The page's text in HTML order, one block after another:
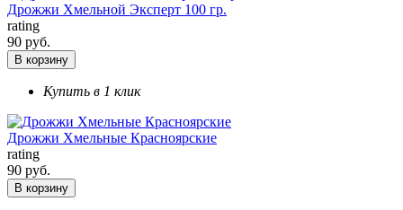
Дрожжи Хмельной Эксперт 100 гр.
rating
90 руб.
В корзину
Купить в 1 клик
Дрожжи Хмельные Красноярские
rating
90 руб.
В корзину